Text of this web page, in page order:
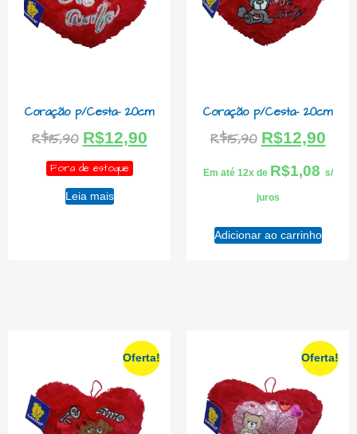
Coração p/Cesta- 20cm
R$15,90 R$12,90
Fora de estoque
Leia mais
Coração p/Cesta- 20cm
R$15,90 R$12,90
Em até 12x de R$1,08 s/
juros
Adicionar ao carrinho
Oferta! Oferta!